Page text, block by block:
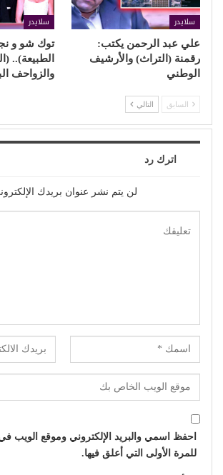
سلايدر
علي عبد الرحمن يكتب:
رقمنة (التراث) والأرشيف
الوطني
سلايدر
توك شو و
الطبيعة)..
والزواحف
السابق التالي
اترك رد
لن يتم نشر عنوان بريدك
احفظ اسمي والبريد الإلكتروني وموقع الويب
للمرة الأولى التي أعلق فيها.